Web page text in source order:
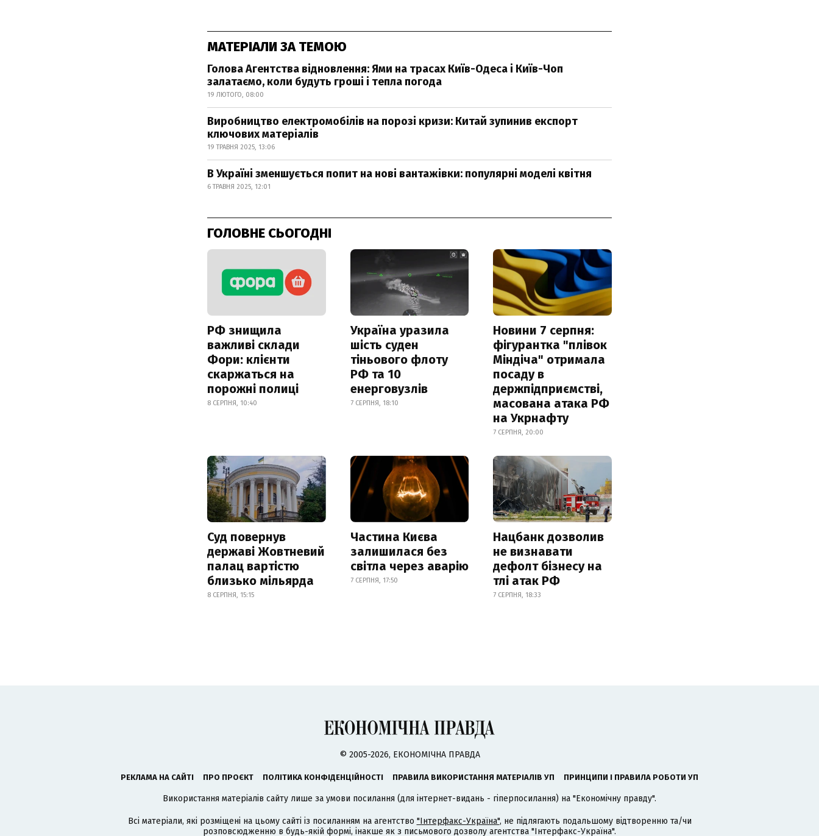
МАТЕРІАЛИ ЗА ТЕМОЮ
Голова Агентства відновлення: Ями на трасах Київ-Одеса і Київ-Чоп
залатаємо, коли будуть гроші і тепла погода
19 ЛЮТОГО, 08:00
Виробництво електромобілів на порозі кризи: Китай зупинив експорт
ключових матеріалів
19 ТРАВНЯ 2025, 13:06
В Україні зменшується попит на нові вантажівки: популярні моделі квітня
6 ТРАВНЯ 2025, 12:01
ГОЛОВНЕ СЬОГОДНІ
РФ знищила
важливі склади
Фори: клієнти
скаржаться на
порожні полиці
8 СЕРПНЯ, 10:40
Україна уразила
шість суден
тіньового флоту
РФ та 10
енерговузлів
7 СЕРПНЯ, 18:10
Новини 7 серпня:
фігурантка "плівок
Міндіча" отримала
посаду в
держпідприємстві,
масована атака РФ
на Укрнафту
7 СЕРПНЯ, 20:00
Суд повернув
державі Жовтневий
палац вартістю
близько мільярда
8 СЕРПНЯ, 15:15
Частина Києва
залишилася без
світла через аварію
7 СЕРПНЯ, 17:50
Нацбанк дозволив
не визнавати
дефолт бізнесу на
тлі атак РФ
7 СЕРПНЯ, 18:33
© 2005-2026, ЕКОНОМІЧНА ПРАВДА
РЕКЛАМА НА САЙТІ ПРО ПРОЄКТ ПОЛІТИКА КОНФІДЕНЦІЙНОСТІ ПРАВИЛА ВИКОРИСТАННЯ МАТЕРІАЛІВ УП ПРИНЦИПИ І ПРАВИЛА РОБОТИ УП
Використання матеріалів сайту лише за умови посилання (для інтернет-видань - гіперпосилання) на "Економічну правду".
Всі матеріали, які розміщені на цьому сайті із посиланням на агентство "Інтерфакс-Україна", не підлягають подальшому відтворенню та/чи
розповсюдженню в будь-якій формі, інакше як з письмового дозволу агентства "Інтерфакс-Україна".